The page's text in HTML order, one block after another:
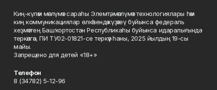
Киң-күләм мәғлүмәт сараһы Элемтә, мәғлүмәт технологиялары һәм
киң коммуникациялар өлкәһендә күҙәтеү буйынса федераль
хеҙмәттең Башҡортостан Республикаһы буйынса идаралығында
теркәлгән, ПИ ТУ02-01821-се теркәү һаны, 2025 йылдың 19-сы
майы.
Запрещено для детей «18+»
Телефон
8 (34782) 5-12-96